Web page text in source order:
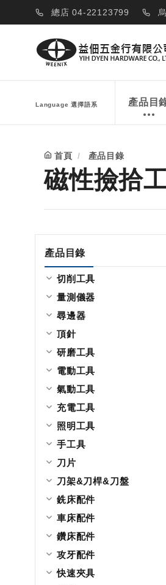
總店 04-22123799
Language 選擇語系 產品目
首頁 產品目錄
磁性撿拾
產品目錄
切削工具
量測儀器
尋邊器
頂針
研磨工具
電動工具
氣動工具
充電工具
照明工具
手工具
刀片
刀架&刀桿&刀盤
銑床配件
車床配件
鑽床配件
攻牙配件
快速夾具